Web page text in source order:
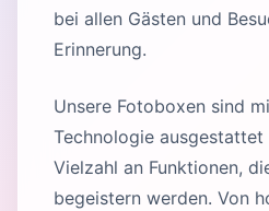
bei allen Gästen und
Erinnerung.
Unsere Fotoboxen sind
Technologie
Vielzahl an Funktionen,
begeistern werden. Von